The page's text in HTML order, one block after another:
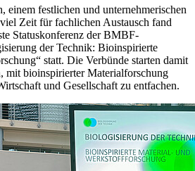
einem festlichen und unternehmerischen
Zeit für fachlichen Austausch fand
Statuskonferenz der BMBF-
der Technik: Bioinspirierte
statt. Die Verbünde starten damit
mit bioinspirierter Materialforschung
und Gesellschaft zu entfachen.